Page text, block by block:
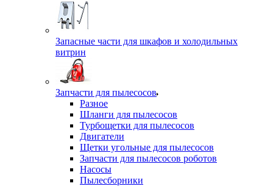
Запасные части для шкафов и холодильных
витрин
Запчасти для пылесосов
Разное
Шланги для пылесосов
Турбощетки для пылесосов
Двигатели
Щетки угольные для пылесосов
Запчасти для пылесосов роботов
Насосы
Пылесборники